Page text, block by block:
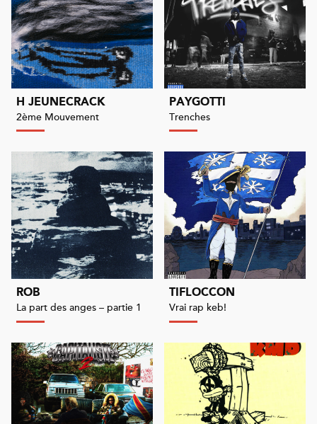
H JEUNECRACK
2ème Mouvement
PAYGOTTI
Trenches
ROB
La part des anges – partie 1
TIFLOCCON
Vrai rap keb!